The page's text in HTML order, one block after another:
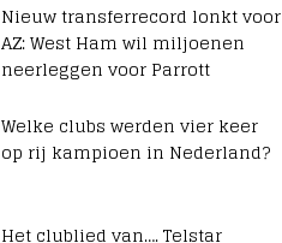
Nieuw transferrecord lonkt voor
AZ: West Ham wil miljoenen
neerleggen voor Parrott
Welke clubs werden vier keer
op rij kampioen in Nederland?
Het clublied van…. Telstar